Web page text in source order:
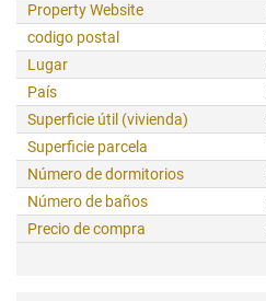
Property Website
codigo postal
Lugar
País
Superficie útil (vivienda)
Superficie parcela
Número de dormitorios
Número de baños
Precio de compra